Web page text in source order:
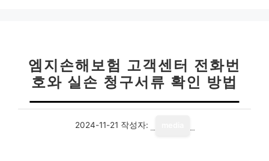
엠지손해보험 고객센터 전화번
호와 실손 청구서류 확인 방법
2024-11-21 작성자: